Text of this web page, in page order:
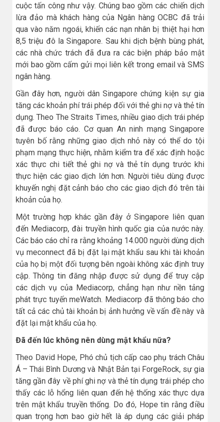
cuộc tấn công như vậy. Chúng bao gồm các chiến dịch
lừa đảo mà khách hàng của Ngân hàng OCBC đã trải
qua vào năm ngoái, khiến các nạn nhân bị thiệt hại hơn
8,5 triệu đô la Singapore. Sau khi dịch bệnh bùng phát,
các nhà chức trách đã đưa ra các biện pháp bảo mật
mới bao gồm cấm gửi mọi liên kết trong email và SMS
ngân hàng.
Gần đây hơn, người dân Singapore chứng kiện sự gia
tăng các khoản phí trái phép đối với thẻ ghi nợ và thẻ tín
dụng. Theo The Straits Times, nhiều giao dịch trái phép
đã được báo cáo. Cơ quan An ninh mạng Singapore
tuyên bố rằng những giao dịch nhỏ này có thể do tội
phạm mạng thực hiện, nhằm kiểm tra để xác định hoặc
xác thực chi tiết thẻ ghi nợ và thẻ tín dụng trước khi
thực hiện các giao dịch lớn hơn. Người tiêu dùng được
khuyến nghị đặt cảnh báo cho các giao dịch đó trên tài
khoản của họ.
Một trường hợp khác gần đây ở Singapore liên quan
đến Mediacorp, đài truyền hình quốc gia của nước này.
Các báo cáo chỉ ra rằng khoảng 14.000 người dùng dịch
vụ meconnect đã bị đặt lại mật khẩu sau khi tài khoản
của họ bị một đối tượng bên ngoài không xác định truy
cập. Thông tin đăng nhập được sử dụng để truy cập
các dịch vụ của Mediacorp, chẳng hạn như nền tảng
phát trực tuyến meWatch. Mediacorp đã thông báo cho
tất cả các chủ tài khoản bị ảnh hưởng về vấn đề này và
đặt lại mật khẩu của họ.
Đã đến lúc không nên dùng mật khẩu nữa?
Theo David Hope, Phó chủ tịch cấp cao phụ trách Châu
Á – Thái Bình Dương và Nhật Bản tại ForgeRock, sự gia
tăng gần đây về phí ghi nợ và thẻ tín dụng trái phép cho
thấy các lỗ hổng liên quan đến hệ thống xác thực dựa
trên mật khẩu truyền thống. Do đó, Hope tin rằng điều
quan trọng hơn bao giờ hết là áp dụng các giải pháp